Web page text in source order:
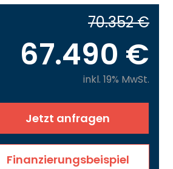
67.490 €
70.352 €
inkl. 19% MwSt.
Jetzt anfragen
Finanzierungsbeispiel